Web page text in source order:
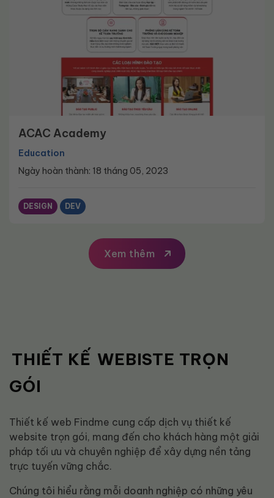
ACAC Academy
Education
Ngày hoàn thành: 18 tháng 05, 2023
DESIGN DEV
Xem thêm
THIẾT KẾ WEBISTE TRỌN
GÓI
Thiết kế web Findme cung cấp dịch vụ thiết kế
website trọn gói, mang đến cho khách hàng một giải
pháp tối ưu và chuyên nghiệp để xây dựng nền tảng
trực tuyến vững chắc.
Chúng tôi hiểu rằng mỗi doanh nghiệp có những yêu